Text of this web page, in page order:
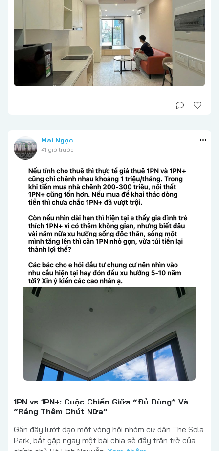
Mai Ngọc
41 giờ trước
1PN vs 1PN+: Cuộc Chiến Giữa “Đủ Dùng” Và
“Ráng Thêm Chút Nữa”
Gần đây lướt dạo một vòng hội nhóm cư dân The Sola
Park, bắt gặp ngay một bài chia sẻ đầy trăn trở của